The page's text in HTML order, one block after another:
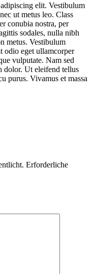
elit. Vestibulum
ut metus leo. Class
conubia nostra, per
sodales, nulla nibh
metus. Vestibulum
odio eget ullamcorper
vulputate. Nam sed
dolor. Ut eleifend tellus
purus. Vivamus et massa
Erforderliche